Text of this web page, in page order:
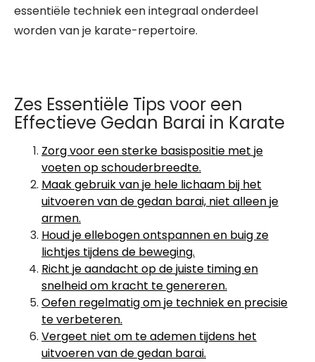
essentiële techniek een integraal onderdeel
worden van je karate-repertoire.
Zes Essentiële Tips voor een
Effectieve Gedan Barai in Karate
Zorg voor een sterke basispositie met je
voeten op schouderbreedte.
Maak gebruik van je hele lichaam bij het
uitvoeren van de gedan barai, niet alleen je
armen.
Houd je ellebogen ontspannen en buig ze
lichtjes tijdens de beweging.
Richt je aandacht op de juiste timing en
snelheid om kracht te genereren.
Oefen regelmatig om je techniek en precisie
te verbeteren.
Vergeet niet om te ademen tijdens het
uitvoeren van de gedan barai.